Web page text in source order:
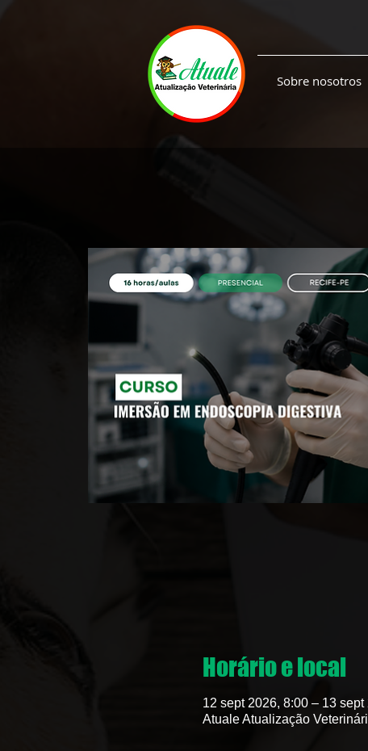
Sobre nosotros
Horário e local
12 sept 2026, 8:00 – 13 sept
Atuale Atualização